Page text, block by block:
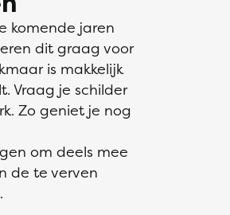
komende jaren
dit graag voor
is makkelijk
Vraag je schilder
Zo geniet je nog
om deels mee
de te verven